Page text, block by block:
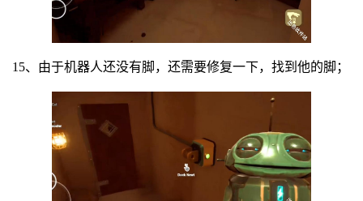
15、由于机器人还没有脚，还需要修复一下，找到他的脚；